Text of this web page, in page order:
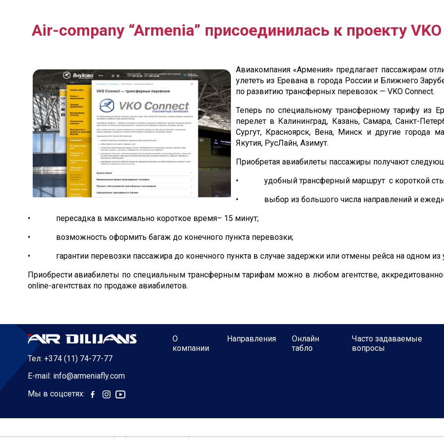
Air-company “Armenia” присоединилась к проекту
Авиакомпания «Армения» предлагает пассажирам
улететь из Еревана в города России и Ближнего
по развитию трансферных перевозок — VKO Connect.
Теперь по специальному трансферному тарифу из
перелет в Калининград, Казань, Самара, Санкт-
Сургут, Красноярск, Вена, Минск и другие города
Якутия, РусЛайн, Азимут.
Приобретая авиабилеты пассажиры получают
• удобный трансферный маршрут с короткой
• выбор из большого числа направлений и
• пересадка в максимально короткое время– 15 минут;
• возможность оформить багаж до конечного пункта перевозки;
• гарантии перевозки пассажира до конечного пункта в случае задержки или отмены рейса на одном из
Приобрести авиабилеты по специальным трансферным тарифам можно в любом агентстве,
online-агентствах по продаже авиабилетов.
Тел: +374 (11) 74-77-77
E-mail: info@armeniafly.com
Мы в соцсетях:
О
компании
Направления
Онлайн
табло
Часто задаваемые
вопросы